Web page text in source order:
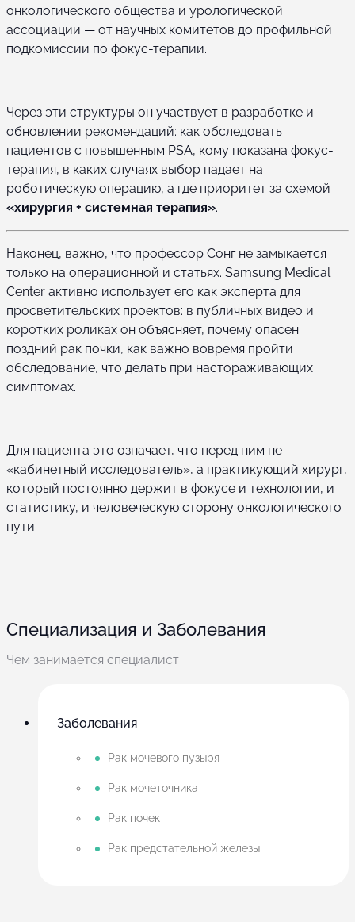
онкологического общества и урологической
ассоциации — от научных комитетов до профильной
подкомиссии по фокус-терапии.
Через эти структуры он участвует в разработке и
обновлении рекомендаций: как обследовать
пациентов с повышенным PSA, кому показана фокус-
терапия, в каких случаях выбор падает на
роботическую операцию, а где приоритет за схемой
«хирургия + системная терапия».
Наконец, важно, что профессор Сонг не замыкается
только на операционной и статьях. Samsung Medical
Center активно использует его как эксперта для
просветительских проектов: в публичных видео и
коротких роликах он объясняет, почему опасен
поздний рак почки, как важно вовремя пройти
обследование, что делать при настораживающих
симптомах.
Для пациента это означает, что перед ним не
«кабинетный исследователь», а практикующий хирург,
который постоянно держит в фокусе и технологии, и
статистику, и человеческую сторону онкологического
пути.
Специализация и Заболевания
Чем занимается специалист
Заболевания
Рак мочевого пузыря
Рак мочеточника
Рак почек
Рак предстательной железы